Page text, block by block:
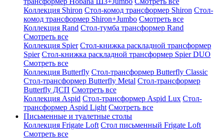
Коллекция Shiron Стол-комод трансформер Shiron Стол-
комод трансформер Shiron+Jumbo Смотреть все
Коллекция Rand Стол-тумба трансформер Rand
Смотреть все
Коллекция Spier Стол-книжка раскладной трансформер
Spier Стол-книжка раскладной трансформер Spier DUO
Смотреть все
Коллекция Butterfly Стол-трансформер Butterfly Classic
Стол-трансформер Butterfly Metal Стол-трансформер
Butterfly ДСП Смотреть все
Коллекция Aspid Стол-трансформер Aspid Lux Стол-
трансформер Aspid Light Смотреть все
Письменные и туалетные столы
Коллекция Frigate Loft Стол письменный Frigate Loft
Смотреть все